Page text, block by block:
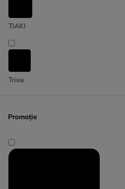
TIAKI
Trixie
Promoție